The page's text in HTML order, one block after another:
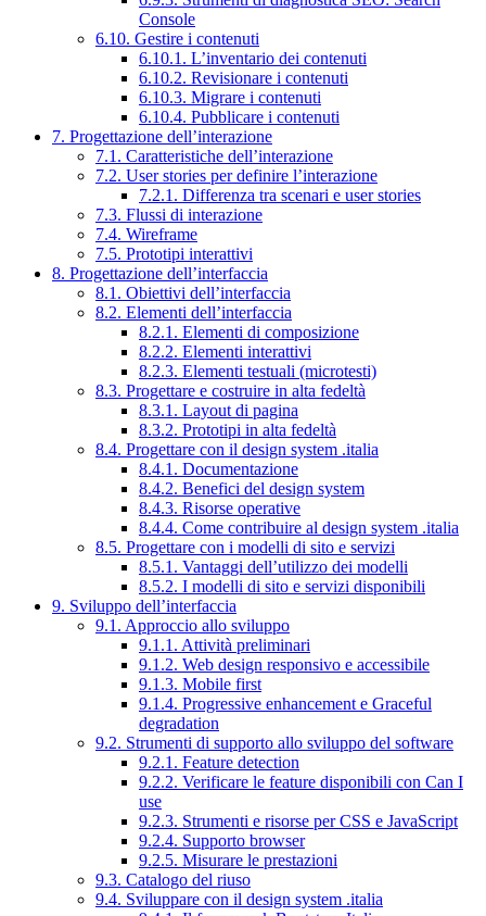
Console
6.10. Gestire i contenuti
6.10.1. L’inventario dei contenuti
6.10.2. Revisionare i contenuti
6.10.3. Migrare i contenuti
6.10.4. Pubblicare i contenuti
7. Progettazione dell’interazione
7.1. Caratteristiche dell’interazione
7.2. User stories per definire l’interazione
7.2.1. Differenza tra scenari e user stories
7.3. Flussi di interazione
7.4. Wireframe
7.5. Prototipi interattivi
8. Progettazione dell’interfaccia
8.1. Obiettivi dell’interfaccia
8.2. Elementi dell’interfaccia
8.2.1. Elementi di composizione
8.2.2. Elementi interattivi
8.2.3. Elementi testuali (microtesti)
8.3. Progettare e costruire in alta fedeltà
8.3.1. Layout di pagina
8.3.2. Prototipi in alta fedeltà
8.4. Progettare con il design system .italia
8.4.1. Documentazione
8.4.2. Benefici del design system
8.4.3. Risorse operative
8.4.4. Come contribuire al design system .italia
8.5. Progettare con i modelli di sito e servizi
8.5.1. Vantaggi dell’utilizzo dei modelli
8.5.2. I modelli di sito e servizi disponibili
9. Sviluppo dell’interfaccia
9.1. Approccio allo sviluppo
9.1.1. Attività preliminari
9.1.2. Web design responsivo e accessibile
9.1.3. Mobile first
9.1.4. Progressive enhancement e Graceful
degradation
9.2. Strumenti di supporto allo sviluppo del software
9.2.1. Feature detection
9.2.2. Verificare le feature disponibili con Can I
use
9.2.3. Strumenti e risorse per CSS e JavaScript
9.2.4. Supporto browser
9.2.5. Misurare le prestazioni
9.3. Catalogo del riuso
9.4. Sviluppare con il design system .italia